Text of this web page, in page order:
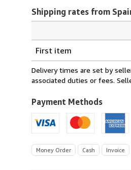
Shipping rates from
rates
from
Spain
U.S.A.
First item
Delivery times are set by
associated duties or fees.
Payment Methods
Money Order Cash Invoice